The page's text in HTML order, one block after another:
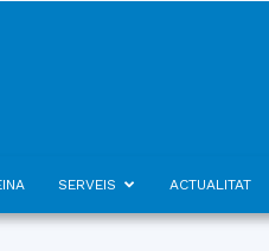
SERVEIS ACTUALITAT